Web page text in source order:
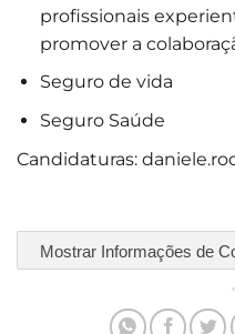
profissionais
promover a
Seguro de vida
Seguro Saúde
Candidaturas:
Mostrar Informações de